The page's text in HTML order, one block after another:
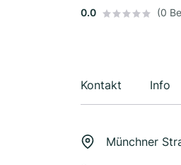
0.0
(0
Kontakt Info
Münchner